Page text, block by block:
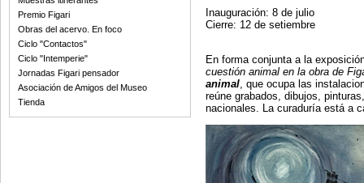
Premio Figari
Obras del acervo. En foco
Ciclo "Contactos"
Ciclo "Intemperie"
Jornadas Figari pensador
Asociación de Amigos del Museo
Tienda
Inauguración: 8 de julio
Cierre: 12 de setiembre
En forma conjunta a la
cuestión animal en la obra de
animal , que ocupa las
reúne grabados, dibujos,
nacionales. La curaduría está a